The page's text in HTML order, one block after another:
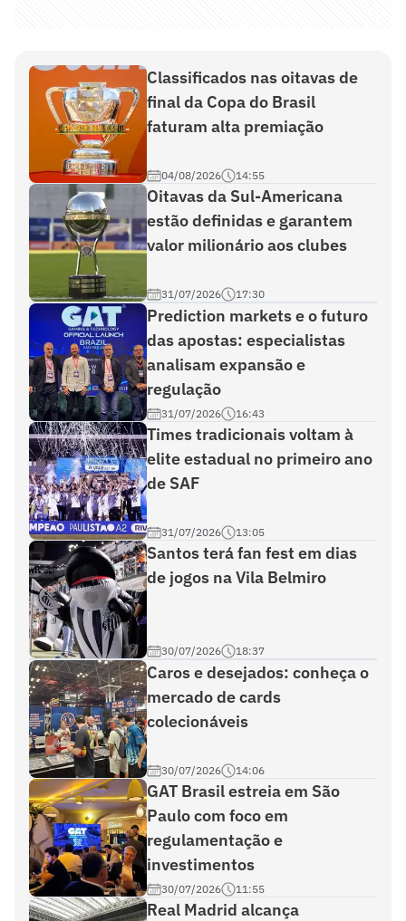
Classificados nas oitavas de
final da Copa do Brasil
faturam alta premiação
04/08/2026 14:55
Oitavas da Sul-Americana
estão definidas e garantem
valor milionário aos clubes
31/07/2026 17:30
Prediction markets e o futuro
das apostas: especialistas
analisam expansão e
regulação
31/07/2026 16:43
Times tradicionais voltam à
elite estadual no primeiro ano
de SAF
31/07/2026 13:05
Santos terá fan fest em dias
de jogos na Vila Belmiro
30/07/2026 18:37
Caros e desejados: conheça o
mercado de cards
colecionáveis
30/07/2026 14:06
GAT Brasil estreia em São
Paulo com foco em
regulamentação e
investimentos
30/07/2026 11:55
Real Madrid alcança